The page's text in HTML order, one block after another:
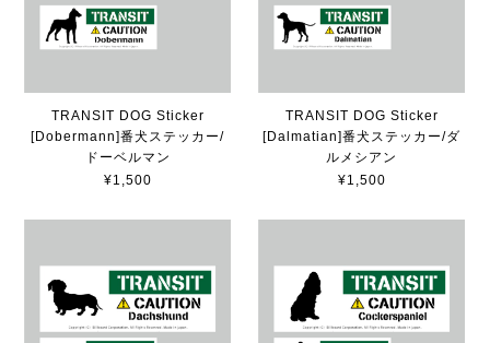
TRANSIT DOG Sticker
[Dobermann]番犬ステッカー/
ドーベルマン
¥1,500
TRANSIT DOG Sticker
[Dalmatian]番犬ステッカー/ダ
ルメシアン
¥1,500